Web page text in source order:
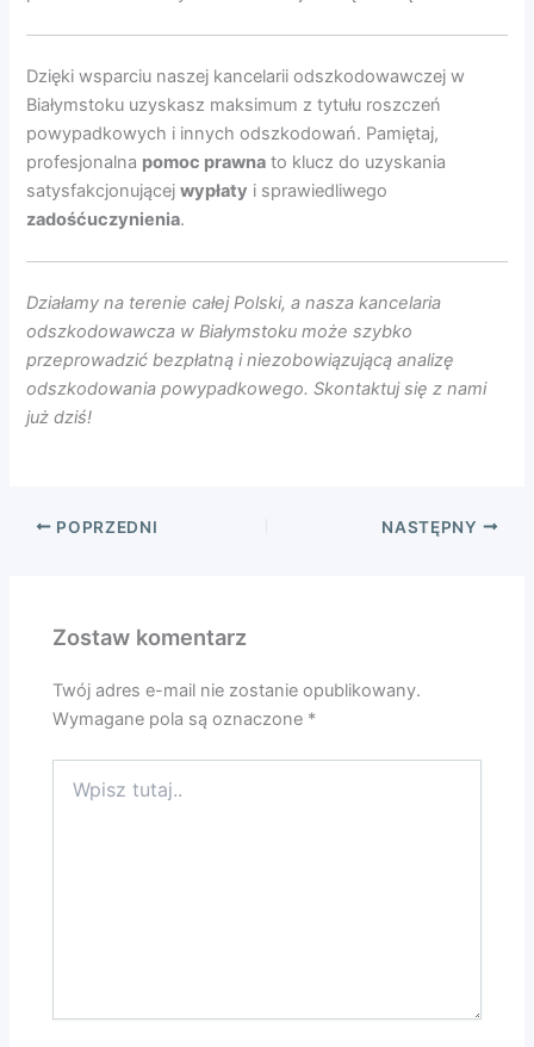
Dzięki wsparciu naszej kancelarii odszkodowawczej w
Białymstoku uzyskasz maksimum z tytułu roszczeń
powypadkowych i innych odszkodowań. Pamiętaj,
profesjonalna pomoc prawna to klucz do uzyskania
satysfakcjonującejwypłaty i sprawiedliwego
zadośćuczynienia.
Działamy na terenie całej Polski, a nasza kancelaria
odszkodowawcza w Białymstoku może szybko
przeprowadzić bezpłatną i niezobowiązującą analizę
odszkodowania powypadkowego. Skontaktuj się z nami
już dziś!
POPRZEDNI NASTĘPNY
Zostaw komentarz
Twój adres e-mail nie zostanie opublikowany.
Wymagane pola są oznaczone *
tutaj..